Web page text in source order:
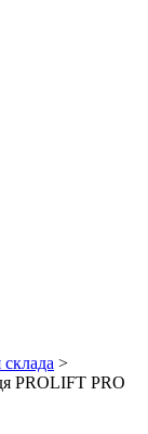
>
PROLIFT PRO